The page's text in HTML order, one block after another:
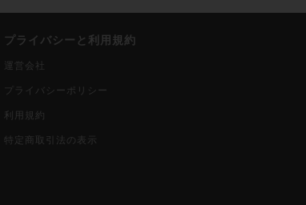
プライバシーと利用規約
運営会社
プライバシーポリシー
利用規約
特定商取引法の表示